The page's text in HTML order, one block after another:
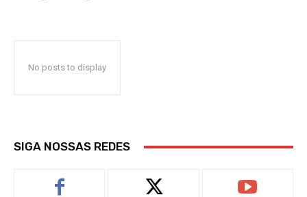
No posts to display
SIGA NOSSAS REDES